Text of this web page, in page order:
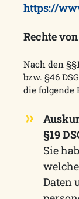
https://
Rechte
Nach den
bzw. §46
die folgende
§19
Sie
Daten